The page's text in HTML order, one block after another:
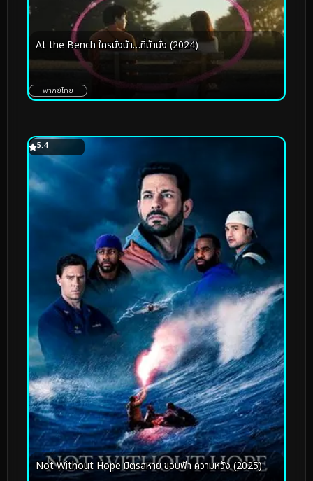
At the Bench ใครมั่งน้า…ที่ม้านั่ง (2024)
พากย์ไทย
5.4
Not Without Hope มิตรสหาย ขอบฟ้า ความหวัง (2025)